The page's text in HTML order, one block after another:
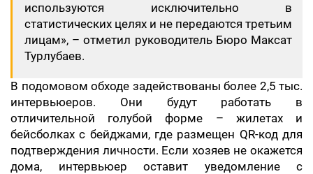
используются исключительно в
статистических целях и не передаются третьим
лицам», – отметил руководитель Бюро Максат
Турлубаев.
В подомовом обходе задействованы более 2,5 тыс.
интервьюеров. Они будут работать в
отличительной голубой форме – жилетах и
бейсболках с бейджами, где размещен QR-код для
подтверждения личности. Если хозяев не окажется
дома, интервьюер оставит уведомление с